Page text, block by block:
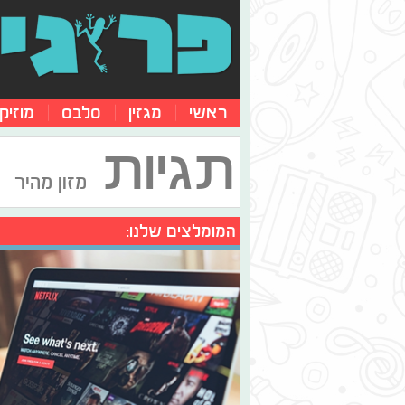
ראשי מגזין סלבס
תגיות מזון מהיר
המומלצים שלנו: